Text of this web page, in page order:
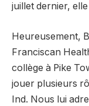
juillet dernier,
Heureusement,
Franciscan
collège à Pike
jouer plusieurs
Ind. Nous lui